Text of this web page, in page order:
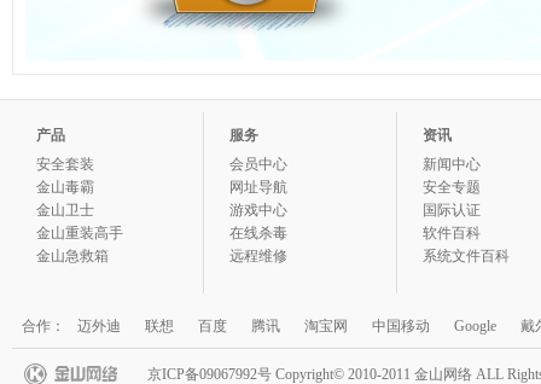
产品
安全套装
金山毒霸
金山卫士
金山重装高手
金山急救箱
服务
会员中心
网址导航
游戏中心
在线杀毒
远程维修
资讯
新闻中心
安全专题
国际认证
软件百科
系统文件百科
合作： 迈外迪 联想 百度 腾讯 淘宝网 中国移动 Google 戴
京ICP备09067992号 Copyright© 2010-2011 金山网络 ALL